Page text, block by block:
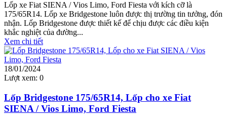
Lốp xe Fiat SIENA / Vios Limo, Ford Fiesta với kích cỡ là
175/65R14. Lốp xe Bridgestone luôn được thị trường tin tưởng, đón
nhận. Lốp Bridgestone được thiết kế để chịu được các điều kiện
khắc nghiệt của đường...
Xem chi tiết
18/01/2024
Lượt xem: 0
Lốp Bridgestone 175/65R14, Lốp cho xe Fiat
SIENA / Vios Limo, Ford Fiesta